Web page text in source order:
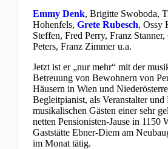
Emmy Denk, Brigitte Swoboda,
Hohenfels, Grete Rubesch, Ossy
Steffen, Fred Perry, Franz
Peters, Franz Zimmer u.a.
Jetzt ist er „nur mehr“ mit der
Betreuung von Bewohnern von
Häusern in Wien und
Begleitpianist, als Veranstalter und
musikalischen Gästen einer sehr
netten Pensionisten-Jause in 1150
Gaststätte Ebner-Diem am
im Monat tätig.